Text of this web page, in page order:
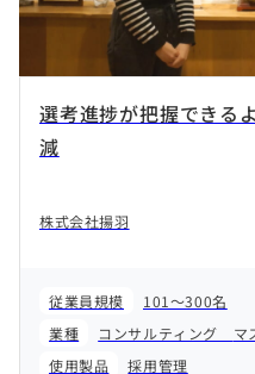
選考進捗が把握できる
減
株式会社揚羽
従業員規模
101～300名
業種
コンサルティング
マ
使用製品
採用管理